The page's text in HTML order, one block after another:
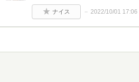
ナイス 2022/10/01 17:06